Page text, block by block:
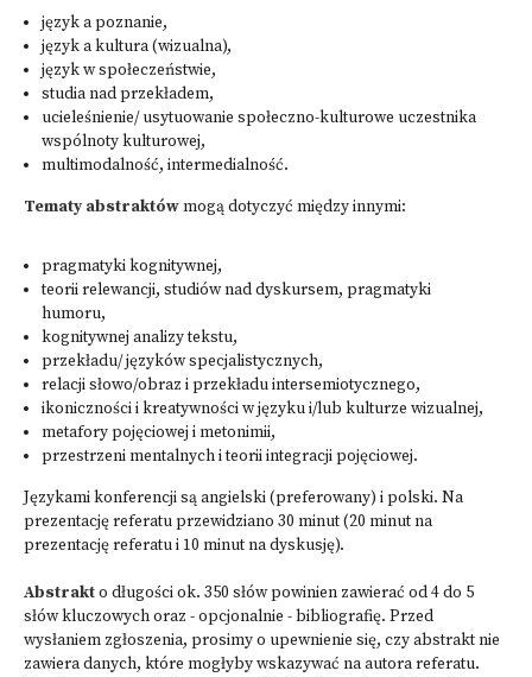
język a poznanie,
język a kultura (wizualna),
język w społeczeństwie,
studia nad przekładem,
ucieleśnienie/ usytuowanie społeczno-kulturowe uczestnika
wspólnoty kulturowej,
multimodalność, intermedialność.
Tematy abstraktówmogą dotyczyć między innymi:
pragmatyki kognitywnej,
teorii relewancji, studiów nad dyskursem, pragmatyki
humoru,
kognitywnej analizy tekstu,
przekładu/ języków specjalistycznych,
relacji słowo/obraz i przekładu intersemiotycznego,
ikoniczności i kreatywności w języku i/lub kulturze wizualnej,
metafory pojęciowej i metonimii,
przestrzeni mentalnych i teorii integracji pojęciowej.
Językami konferencji są angielski (preferowany) i polski. Na
prezentację referatu przewidziano 30 minut (20 minut na
prezentację referatu i 10 minut na dyskusję).
Abstrakto długości ok. 350 słów powinien zawierać od 4 do 5
słów kluczowych oraz - opcjonalnie - bibliografię. Przed
wysłaniem zgłoszenia, prosimy o upewnienie się, czy abstrakt nie
zawiera danych, które mogłyby wskazywać na autora referatu.